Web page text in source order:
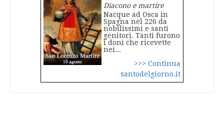
Diacono e martire
Nacque ad Osca in
Spagna nel 226 da
nobilissimi e santi
genitori. Tanti furono
i doni che ricevette
nei...
>>> Continua
santodelgiorno.it